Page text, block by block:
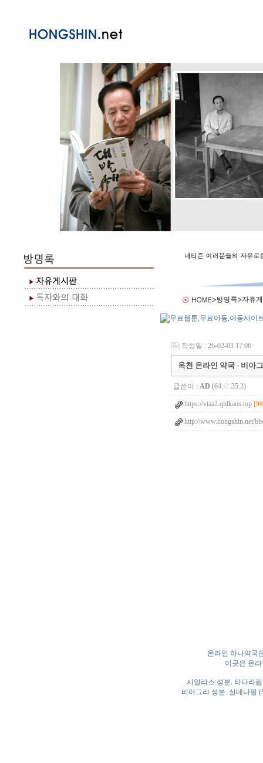
작성일 : 26-02-03 17:06
옥천 온라인 약국 - 비아
글쓴이 : AD (64.♡.35.3)
https://viaa2.qldkaos.top
http://www.hongshin.net/
온라인 하나약국
이곳은 온
시알리스 성분: 타다라
비아그라 성분: 실데나필